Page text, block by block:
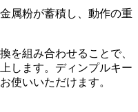
属粉が蓄積し、動作の重
を組み合わせることで、
します。ディンプルキー
使いいただけます。